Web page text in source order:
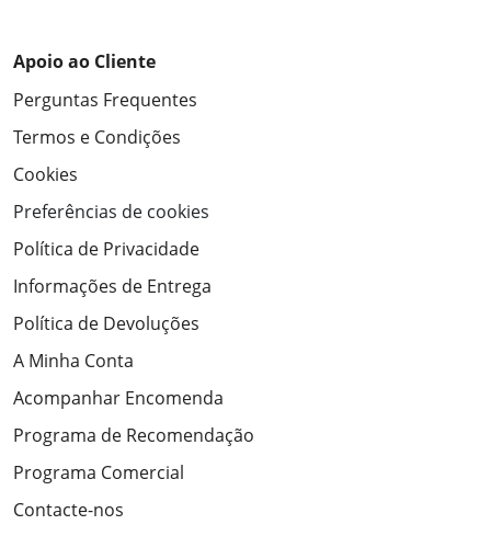
Apoio ao Cliente
Perguntas Frequentes
Termos e Condições
Cookies
Preferências de cookies
Política de Privacidade
Informações de Entrega
Política de Devoluções
A Minha Conta
Acompanhar Encomenda
Programa de Recomendação
Programa Comercial
Contacte-nos